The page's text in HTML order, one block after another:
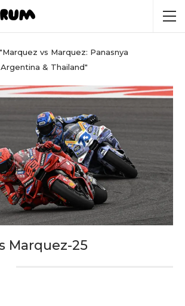
vs Marquez: Panasnya
& Thailand"
Marquez-25